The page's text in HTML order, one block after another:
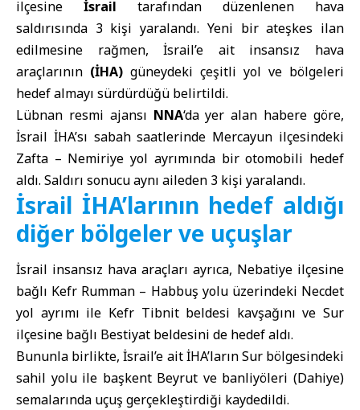
ilçesine İsrail tarafından düzenlenen hava
saldırısında 3 kişi yaralandı. Yeni bir ateşkes ilan
edilmesine rağmen, İsrail’e ait insansız hava
araçlarının (İHA) güneydeki çeşitli yol ve bölgeleri
hedef almayı sürdürdüğü belirtildi.
Lübnan resmi ajansı NNA‘da yer alan habere göre,
İsrail İHA’sı sabah saatlerinde Mercayun ilçesindeki
Zafta – Nemiriye yol ayrımında bir otomobili hedef
aldı. Saldırı sonucu aynı aileden 3 kişi yaralandı.
İsrail İHA’larının hedef aldığı
diğer bölgeler ve uçuşlar
İsrail insansız hava araçları ayrıca, Nebatiye ilçesine
bağlı Kefr Rumman – Habbuş yolu üzerindeki Necdet
yol ayrımı ile Kefr Tibnit beldesi kavşağını ve Sur
ilçesine bağlı Bestiyat beldesini de hedef aldı.
Bununla birlikte, İsrail’e ait İHA’ların Sur bölgesindeki
sahil yolu ile başkent Beyrut ve banliyöleri (Dahiye)
semalarında uçuş gerçekleştirdiği kaydedildi.